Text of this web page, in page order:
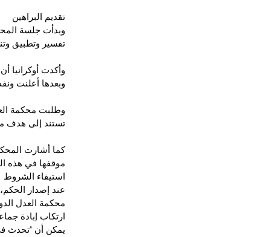
تقديم البراهين
تفسير وتطبيق
وأكدت أوكرانيا
وبعدها أعلنت
وطلبت محكمة
تستند إلى هدف
كما أشارت
موقفها في هذه
استيفاء الشروط
عند إصدار
محكمة العدل
ارتكاب إبادة
يمكن أن "تحدث